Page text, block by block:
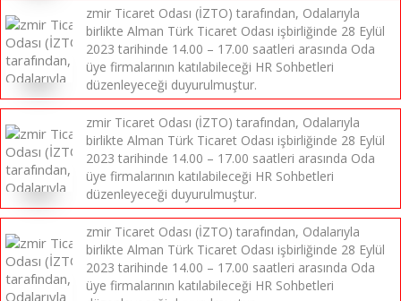
zmir Ticaret Odası (İZTO) tarafından, Odalarıyla
birlikte Alman Türk Ticaret Odası işbirliğinde 28 Eylül
2023 tarihinde 14.00 – 17.00 saatleri arasında Oda
üye firmalarının katılabileceği HR Sohbetleri
düzenleyeceği duyurulmuştur.
zmir Ticaret Odası (İZTO) tarafından, Odalarıyla
birlikte Alman Türk Ticaret Odası işbirliğinde 28 Eylül
2023 tarihinde 14.00 – 17.00 saatleri arasında Oda
üye firmalarının katılabileceği HR Sohbetleri
düzenleyeceği duyurulmuştur.
zmir Ticaret Odası (İZTO) tarafından, Odalarıyla
birlikte Alman Türk Ticaret Odası işbirliğinde 28 Eylül
2023 tarihinde 14.00 – 17.00 saatleri arasında Oda
üye firmalarının katılabileceği HR Sohbetleri